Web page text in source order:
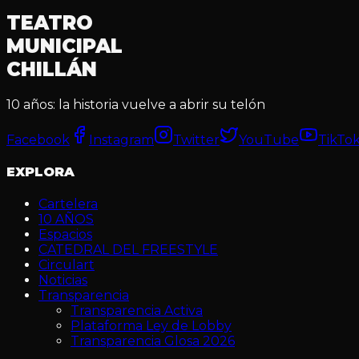
TEATRO
MUNICIPAL
CHILLÁN
10 años: la historia vuelve a abrir su telón
Facebook Instagram Twitter YouTube
EXPLORA
Cartelera
10 AÑOS
Espacios
CATEDRAL DEL FREESTYLE
Circulart
Noticias
Transparencia
Transparencia Activa
Plataforma Ley de Lobby
Transparencia Glosa 2026